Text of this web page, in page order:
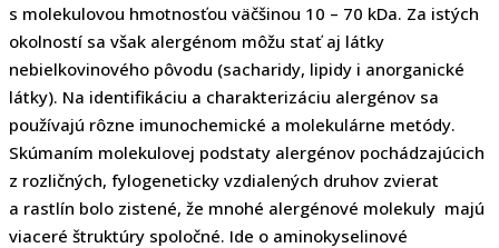
s molekulovou hmotnosťou väčšinou 10 – 70 kDa. Za istých
okolností sa však alergénom môžu stať aj látky
nebielkovinového pôvodu (sacharidy, lipidy i anorganické
látky). Na identifikáciu a charakterizáciu alergénov sa
používajú rôzne imunochemické a molekulárne metódy.
Skúmaním molekulovej podstaty alergénov pochádzajúcich
z rozličných, fylogeneticky vzdialených druhov zvierat
a rastlín bolo zistené, že mnohé alergénové molekuly majú
viaceré štruktúry spoločné. Ide o aminokyselinové